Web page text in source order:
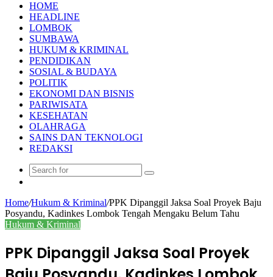
HOME
HEADLINE
LOMBOK
SUMBAWA
HUKUM & KRIMINAL
PENDIDIKAN
SOSIAL & BUDAYA
POLITIK
EKONOMI DAN BISNIS
PARIWISATA
KESEHATAN
OLAHRAGA
SAINS DAN TEKNOLOGI
REDAKSI
Search
Home/Hukum & Kriminal/​PPK Dipanggil Jaksa Soal Proyek Baju
Posyandu, Kadinkes Lombok Tengah Mengaku Belum Tahu
Hukum & Kriminal
​PPK Dipanggil Jaksa Soal Proyek